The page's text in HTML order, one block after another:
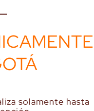
solamente hasta